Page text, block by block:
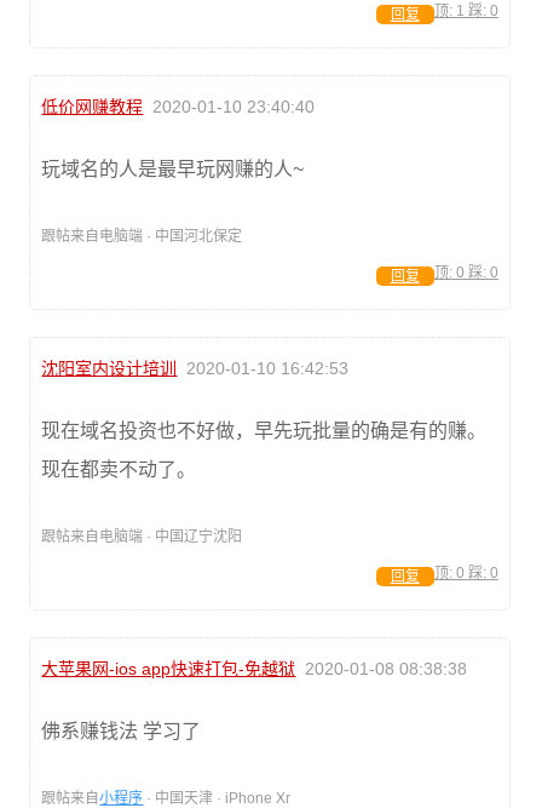
顶: 1 踩: 0
回复
低价网赚教程 2020-01-10 23:40:40
玩域名的人是最早玩网赚的人~
跟帖来自电脑端 · 中国河北保定
顶: 0 踩: 0
回复
沈阳室内设计培训 2020-01-10 16:42:53
现在域名投资也不好做，早先玩批量的确是有的赚。
现在都卖不动了。
跟帖来自电脑端 · 中国辽宁沈阳
顶: 0 踩: 0
回复
大苹果网-ios app快速打包-免越狱 2020-01-08 08:38:38
佛系赚钱法 学习了
跟帖来自小程序 · 中国天津 · iPhone Xr